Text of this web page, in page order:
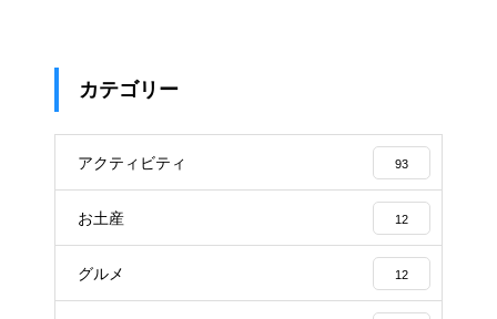
カテゴリー
アクティビティ 93
お土産 12
グルメ 12